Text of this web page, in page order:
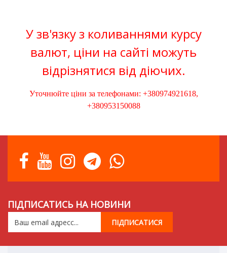
У зв'язку з коливаннями курсу
валют, ціни на сайті можуть
відрізнятися від діючих.
Уточнюйте ціни за телефонами: +380974921618,
+380953150088
ПІДПИСАТИСЬ НА НОВИНИ